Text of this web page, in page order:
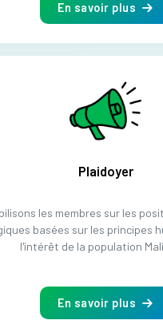
En savoir plus
Plaidoyer
les membres sur les
basées sur les principes
l'intérêt de la population
En savoir plus